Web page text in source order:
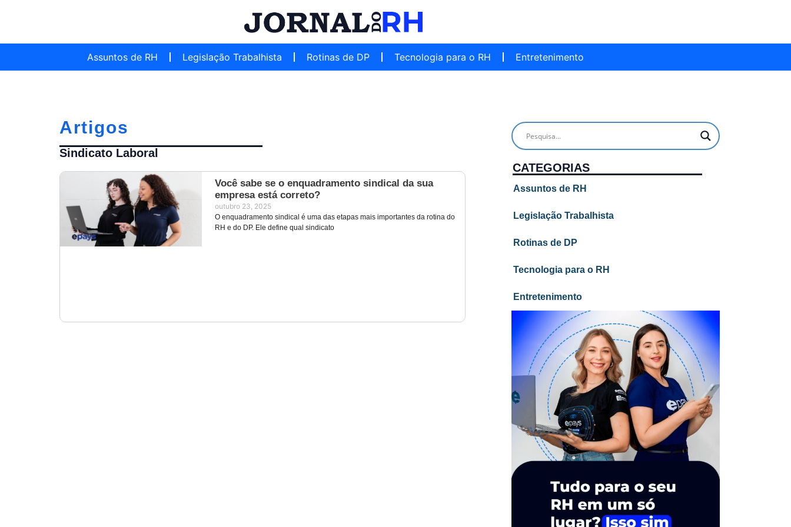
Assuntos de RH Legislação Trabalhista Rotinas de DP Tecnologia para o RH Entretenimento
Artigos
Sindicato Laboral
Você sabe se o enquadramento sindical da sua
empresa está correto?
outubro 23, 2025
O enquadramento sindical é uma das etapas mais importantes da rotina do
RH e do DP. Ele define qual sindicato
CATEGORIAS
Assuntos de RH
Legislação Trabalhista
Rotinas de DP
Tecnologia para o RH
Entretenimento